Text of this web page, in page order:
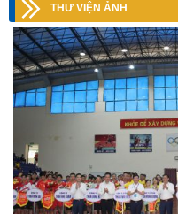
THƯ VIỆN ẢNH